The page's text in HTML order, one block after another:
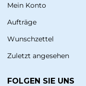
Mein Konto
Aufträge
Wunschzettel
Zuletzt angesehen
FOLGEN SIE UNS